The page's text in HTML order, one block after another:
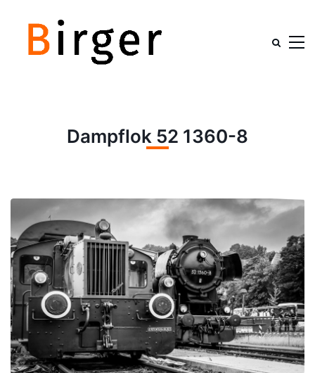
Dampflok 52 1360-8